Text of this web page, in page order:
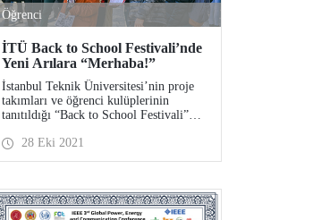
Öğrenci
İTÜ Back to School Festivali’nde
Yeni Arılara “Merhaba!”
İstanbul Teknik Üniversitesi’nin proje
takımları ve öğrenci kulüplerinin
tanıtıldığı “Back to School Festivali”
Ekim’de Ayazağa Yerleşkesi’nde
gerçekleşti.
28 Eki 2021